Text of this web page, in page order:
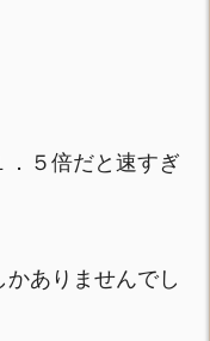
．５倍だと速すぎ
ありませんでし